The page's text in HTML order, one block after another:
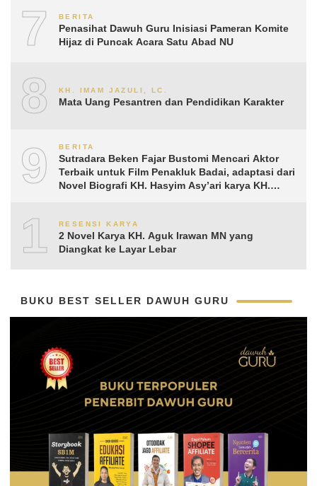
7 BERITA
Penasihat Dawuh Guru Inisiasi Pameran Komite
Hijaz di Puncak Acara Satu Abad NU
8 KH. IMAM JAZULI, LC.
Mata Uang Pesantren dan Pendidikan Karakter
9 BERITA
Sutradara Beken Fajar Bustomi Mencari Aktor
Terbaik untuk Film Penakluk Badai, adaptasi dari
Novel Biografi KH. Hasyim Asy’ari karya KH.
10RESENSI KARYA
2 Novel Karya KH. Aguk Irawan MN yang
Diangkat ke Layar Lebar
BUKU BEST SELLER DAWUH GURU